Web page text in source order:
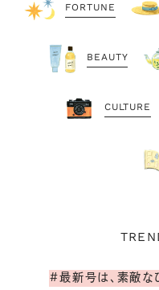
FORTUNE
BEAUTY
CULTURE
#最新号は、素敵な